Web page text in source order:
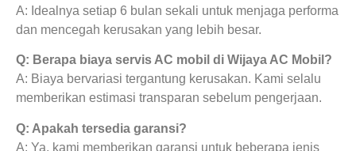
A: Idealnya setiap 6 bulan sekali untuk menjaga performa
dan mencegah kerusakan yang lebih besar.
Q: Berapa biaya servis AC mobil di Wijaya AC Mobil?
A: Biaya bervariasi tergantung kerusakan. Kami selalu
memberikan estimasi transparan sebelum pengerjaan.
Q: Apakah tersedia garansi?
A: Ya, kami memberikan garansi untuk beberapa jenis